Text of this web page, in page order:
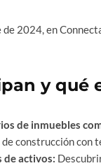
2024, en
y qué
de inmuebles
construcción con
de activos: